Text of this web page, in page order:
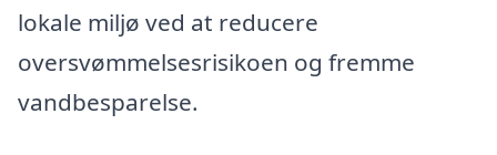
lokale miljø ved at reducere
oversvømmelsesrisikoen og fremme
vandbesparelse.